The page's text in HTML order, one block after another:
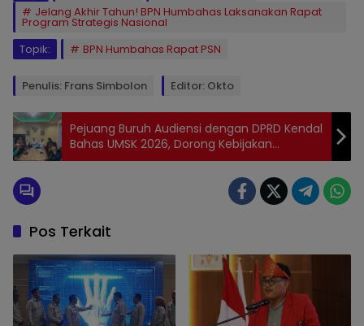
Jelang Akhir Tahun! BPN Humbahas Laksanakan Rapat
Program Strategis Nasional
Topik:
BPN Humbahas Rapat PSN
Penulis: Frans Simbolon Editor: Okto
Pejuang Buruh Audiensi dengan DPRD Kendal
Bahas UMSK 2026, Dorong Kebijakan
Pengupahan Berkeadilan
Pos Terkait